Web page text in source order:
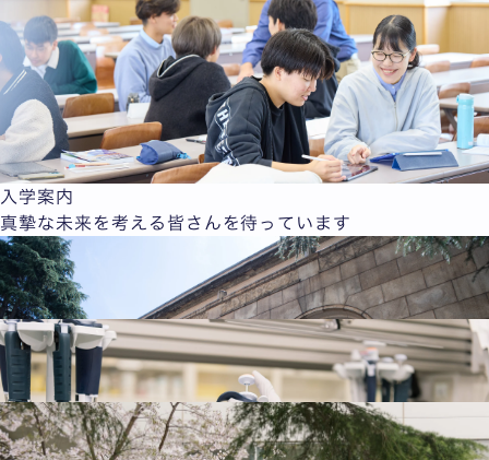
入学案内
真摯な未来を考える皆さんを待っています
医学部の入試情報
医学部の入試情報です。
医学部の入試情報
大学院修士課程の入試情報
医学研究科修士課程の入試情報です。
大学院修士課程の入試情報
大学院博士課程の入試情報
医学研究科博士課程の入試情報です。